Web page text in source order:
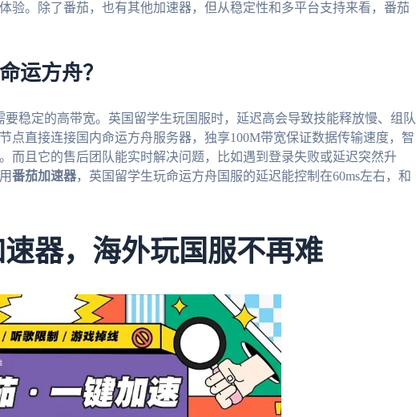
验。除了番茄，也有其他加速器，但从稳定性和多平台支持来看，番茄
运方舟？
稳定的高带宽。英国留学生玩国服时，延迟高会导致技能释放慢、组队
点直接连接国内命运方舟服务器，独享100M带宽保证数据传输速度，智
而且它的售后团队能实时解决问题，比如遇到登录失败或延迟突然升
番茄加速器，英国留学生玩命运方舟国服的延迟能控制在60ms左右，和
器，海外玩国服不再难